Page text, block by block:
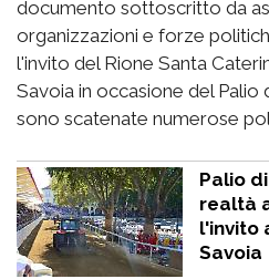
documento sottoscritto da
organizzazioni e forze
l'invito del Rione Santa
Savoia in occasione del Palio
sono scatenate numerose
Palio
realtà
l'invito
Savoia